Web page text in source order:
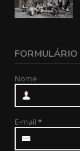
Nome
E-mail*